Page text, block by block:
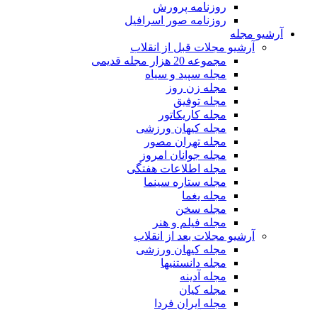
روزنامه پرورش
روزنامه صور اسرافیل
آرشیو مجله
آرشیو مجلات قبل از انقلاب
مجموعه 20 هزار مجله قدیمی
مجله سپید و سیاه
مجله زن روز
مجله توفیق
مجله کاریکاتور
مجله کیهان ورزشی
مجله تهران مصور
مجله جوانان امروز
مجله اطلاعات هفتگی
مجله ستاره سینما
مجله یغما
مجله سخن
مجله فیلم و هنر
آرشیو مجلات بعد از انقلاب
مجله کیهان ورزشی
مجله دانستنیها
مجله آدینه
مجله کیان
مجله ایران فردا